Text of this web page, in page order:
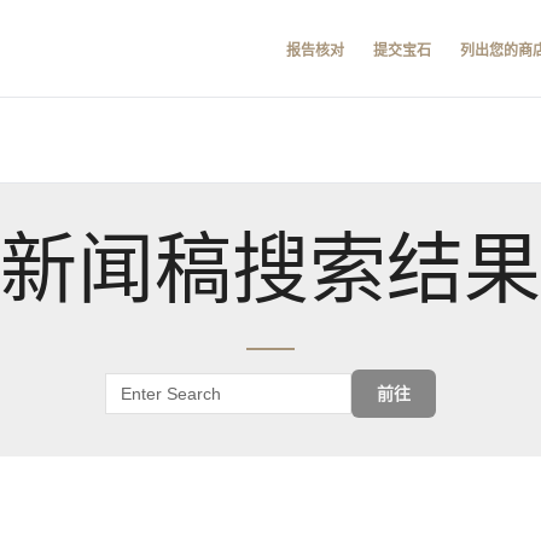
报告核对 提交宝石 列出您的商
新闻稿搜索结果
前往